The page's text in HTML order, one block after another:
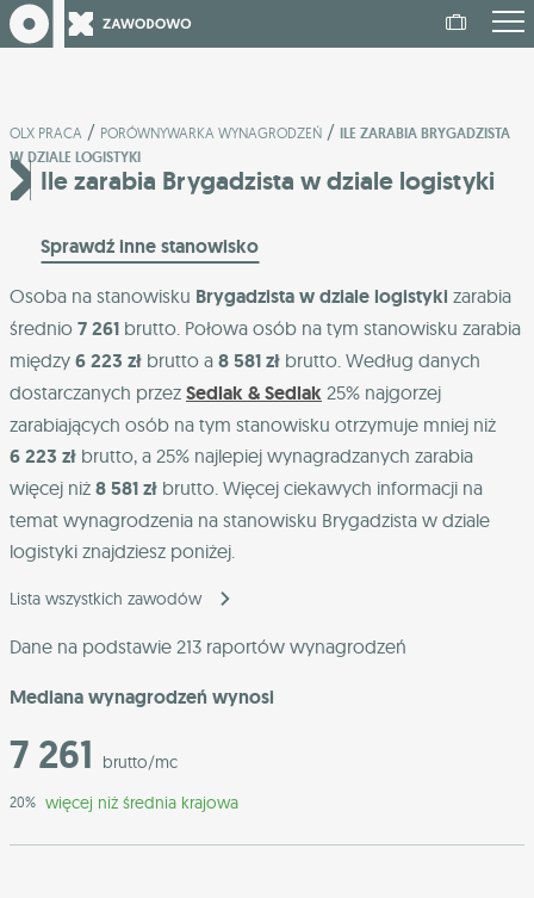
OLX PRACA / PORÓWNYWARKA WYNAGRODZEŃ / ILE ZARABIA BRYGADZISTA
W DZIALE LOGISTYKI
Ile zarabia Brygadzista w dziale logistyki
Sprawdź inne stanowisko
Osoba na stanowisku Brygadzista w dziale logistyki zarabia
średnio 7 261 brutto. Połowa osób na tym stanowisku zarabia
między 6 223 zł brutto a 8 581 zł brutto. Według danych
dostarczanych przez Sedlak & Sedlak 25% najgorzej
zarabiających osób na tym stanowisku otrzymuje mniej niż
6 223 zł brutto, a 25% najlepiej wynagradzanych zarabia
więcej niż 8 581 zł brutto. Więcej ciekawych informacji na
temat wynagrodzenia na stanowisku Brygadzista w dziale
logistyki znajdziesz poniżej.
Lista wszystkich zawodów
Dane na podstawie 213 raportów wynagrodzeń
Mediana wynagrodzeń wynosi
7 261 brutto/mc
20% więcej niż średnia krajowa